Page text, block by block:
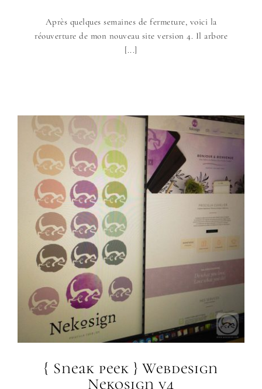
Après quelques semaines de fermeture, voici la
réouverture de mon nouveau site version 4. Il arbore
[...]
{ Sneak peek } Webdesign
Nekosign v4